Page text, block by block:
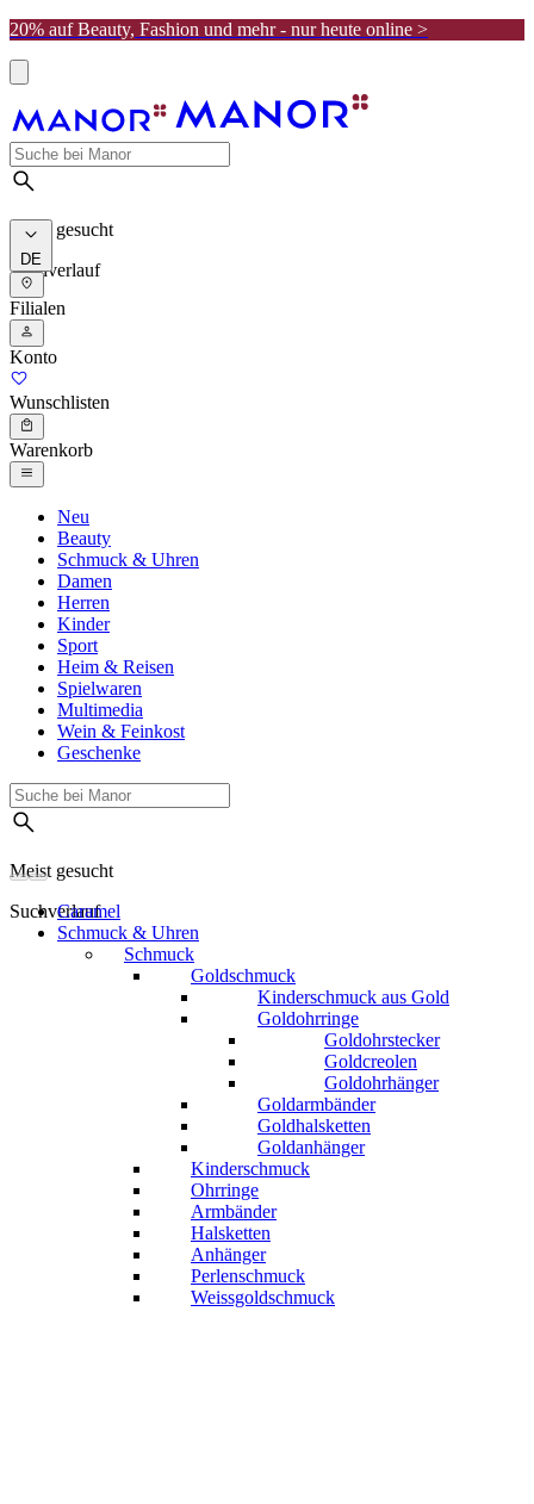
20% auf Beauty, Fashion und mehr - nur heute online >
Meist gesucht
Suchverlauf
DE
Filialen
Konto
Wunschlisten
Warenkorb
Neu
Beauty
Schmuck & Uhren
Damen
Herren
Kinder
Sport
Heim & Reisen
Spielwaren
Multimedia
Wein & Feinkost
Geschenke
Meist gesucht
Suchverlauf
Caramel
Schmuck & Uhren
Schmuck
Goldschmuck
Kinderschmuck aus Gold
Goldohrringe
Goldohrstecker
Goldcreolen
Goldohrhänger
Goldarmbänder
Goldhalsketten
Goldanhänger
Kinderschmuck
Ohrringe
Armbänder
Halsketten
Anhänger
Perlenschmuck
Weissgoldschmuck